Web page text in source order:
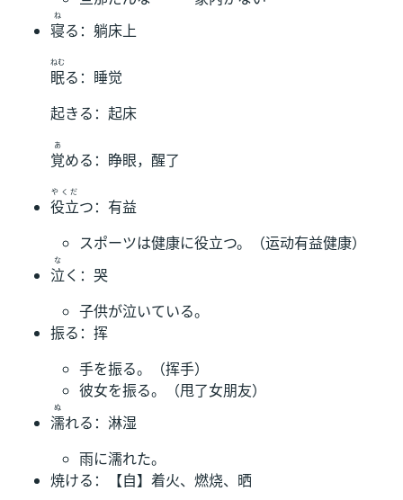
寝
ね
る：躺床上
眠
ねむ
る：睡觉
起きる：起床
覚
あ
める：睁眼，醒了
役立
やくだ
つ：有益
スポーツは健康に役立つ。（运动有益健康）
泣
な
く：哭
子供が泣いている。
振る：挥
手を振る。（挥手）
彼女を振る。（甩了女朋友）
濡
ぬ
れる：淋湿
雨に濡れた。
焼ける：【自】着火、燃烧、晒